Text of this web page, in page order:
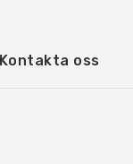
Kontakta oss